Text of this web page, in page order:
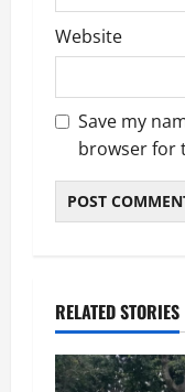
Website
Save my
browser for
RELATED STORIES